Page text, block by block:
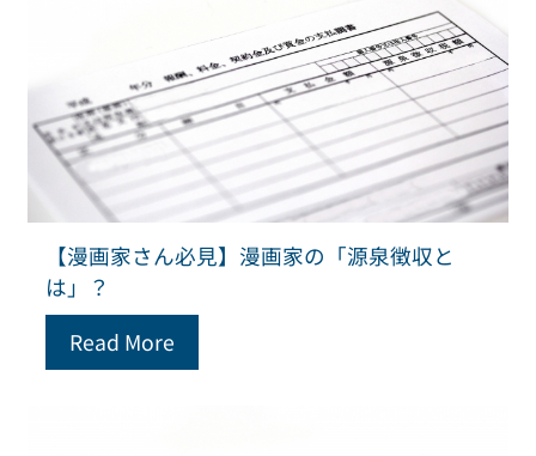
【漫画家さん必見】漫画家の「源泉徴収と
は」？
Read More